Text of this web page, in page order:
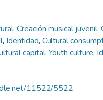
, Creación musical juvenil,
, Identidad, Cultural
capital, Youth culture,
11522/5522